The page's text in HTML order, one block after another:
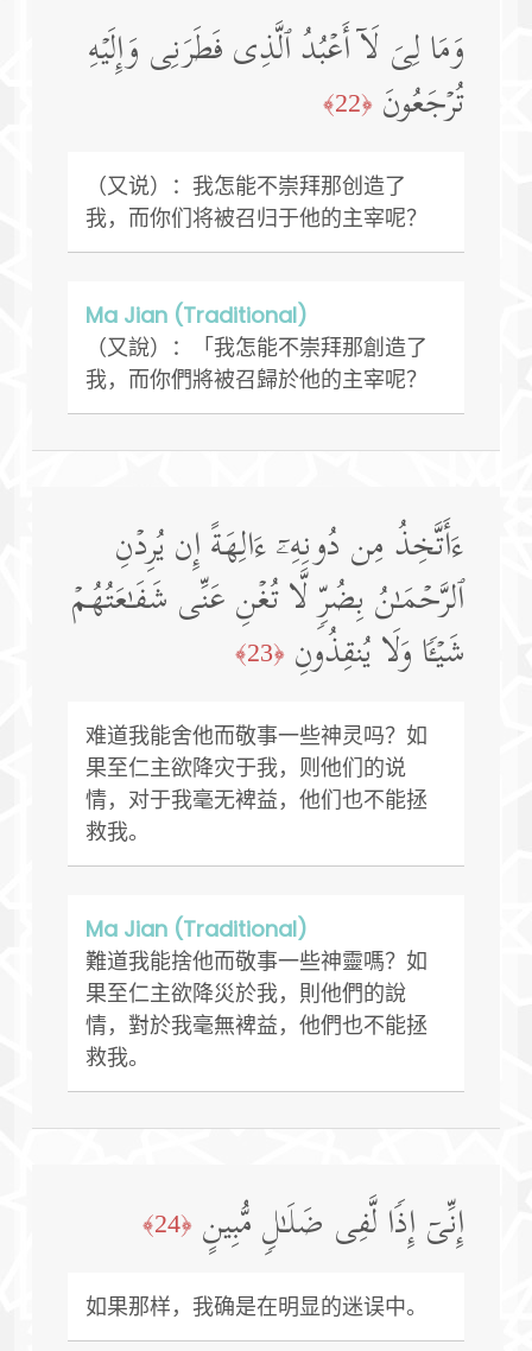
وَمَا لِیَ لَاۤ أَعۡبُدُ ٱلَّذِی فَطَرَنِی وَإِلَیۡهِ
تُرۡجَعُونَ ﴿22﴾
（又说）：我怎能不崇拜那创造了
我，而你们将被召归于他的主宰呢？
Ma Jian (Traditional)
（又說）：「我怎能不崇拜那創造了
我，而你們將被召歸於他的主宰呢？
ءَأَتَّخِذُ مِن دُونِهِۦۤ ءَالِهَةً إِن یُرِدۡنِ
ٱلرَّحۡمَـٰنُ بِضُرࣲّ لَّا تُغۡنِ عَنِّی شَفَـٰعَتُهُمۡ
شَیۡـࣰٔا وَلَا یُنقِذُونِ ﴿23﴾
难道我能舍他而敬事一些神灵吗？如
果至仁主欲降灾于我，则他们的说
情，对于我毫无裨益，他们也不能拯
救我。
Ma Jian (Traditional)
難道我能捨他而敬事一些神靈嗎？如
果至仁主欲降災於我，則他們的說
情，對於我毫無裨益，他們也不能拯
救我。
إِنِّیۤ إِذࣰا لَّفِی ضَلَـٰلࣲ مُّبِینٍ ﴿24﴾
如果那样，我确是在明显的迷误中。